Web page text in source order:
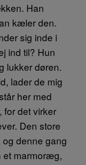
Han
kæler den.
sig inde i
ind til? Hun
lukker døren.
lader de mig
her med
for det virker
Den store
denne gang
et marmoræg,